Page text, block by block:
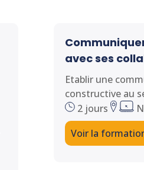
avec ses
Etablir une
constructive au
2 jours
Voir la